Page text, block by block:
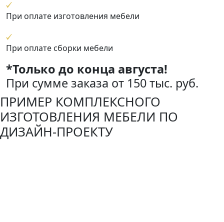
При оплате изготовления мебели
При оплате сборки мебели
*Только до конца августа!
При сумме заказа от 150 тыс. руб.
ПРИМЕР КОМПЛЕКСНОГО
ИЗГОТОВЛЕНИЯ МЕБЕЛИ ПО
ДИЗАЙН-ПРОЕКТУ